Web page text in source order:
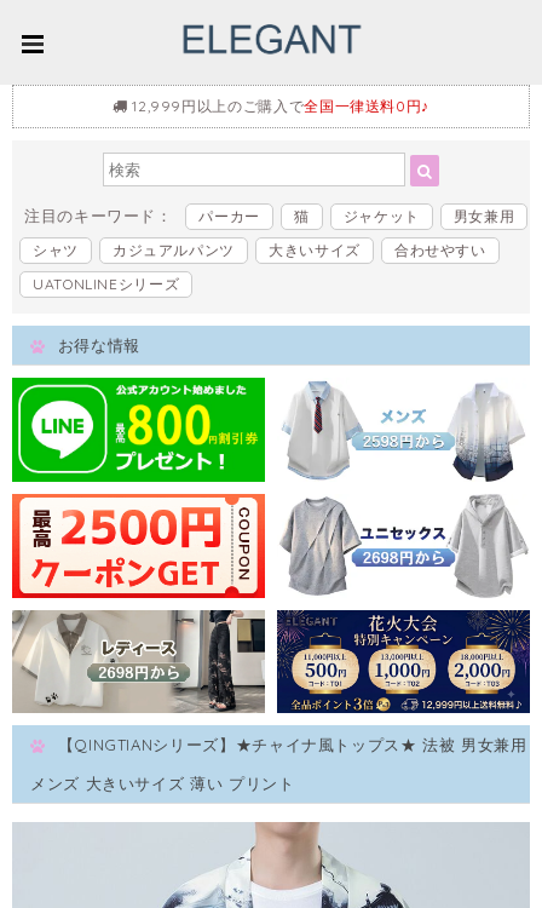
12,999円以上のご購入で全国一律送料0円♪
注目のキーワード： パーカー 猫 ジャケット
男女兼用
シャツ
カジュアルパンツ 大きいサイズ
合わせやすい
UATONLINEシリーズ
お得な情報
【QINGTIANシリーズ】★チャイナ風トップス★ 法被 男女兼用
メンズ 大きいサイズ 薄い プリント